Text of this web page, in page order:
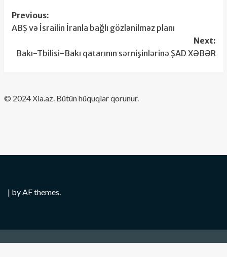
Post
navigation
Previous:
ABŞ və İsrailin İranla bağlı gözlənilməz planı
Next:
Bakı-Tbilisi-Bakı qatarının sərnişinlərinə ŞAD XƏBƏR
​© 2024 Xia.az. Bütün hüquqlar qorunur.
| by AF themes.